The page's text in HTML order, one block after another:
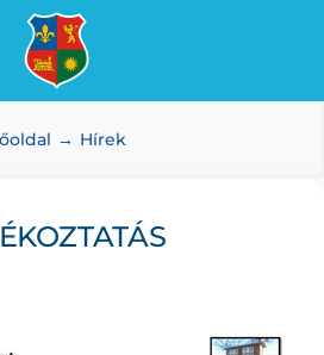
Hírek